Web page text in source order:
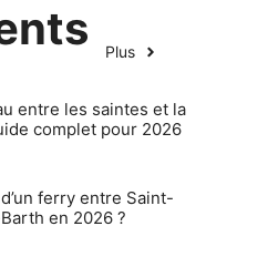
Plus
entre les saintes et la
complet pour 2026
ferry entre Saint-
en 2026 ?